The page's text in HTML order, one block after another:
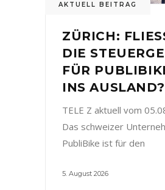
AKTUELL BEITRAG
ZÜRICH:
DIE
FÜR
INS AUSLAND?
TELE Z aktuell vom
Das schweizer
PubliBike ist für den
5. August 2026